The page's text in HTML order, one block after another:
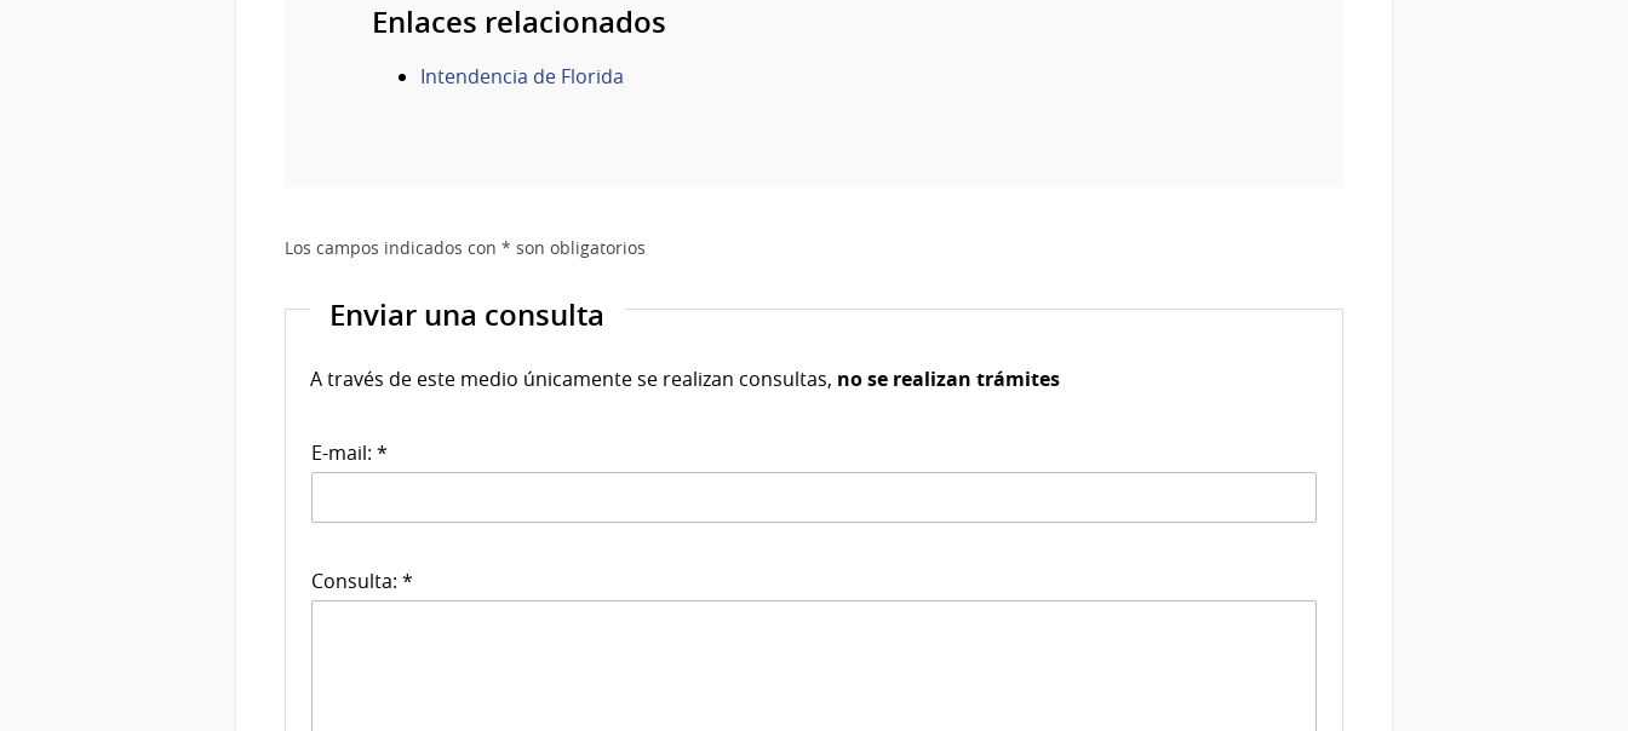
Enlaces relacionados
Intendencia de Florida
Los campos indicados con * son obligatorios
Enviar una consulta
A través de este medio únicamente se realizan consultas, no se realizan trámites
E-mail: *
Consulta: *